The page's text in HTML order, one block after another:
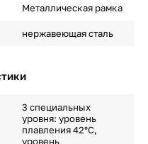
Металлическая рамка
нержавеющая сталь
3 специальных
уровня: уровень
плавления 42°С,
уровень